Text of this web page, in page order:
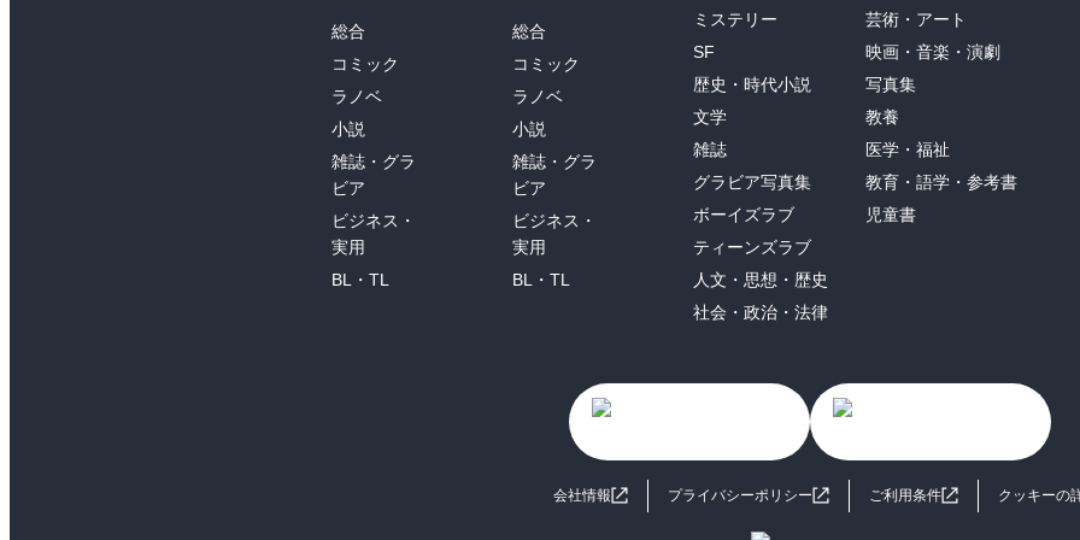
総合
コミック
ラノベ
小説
雑誌・グラ
ビア
ビジネス・
実用
BL・TL
総合
コミック
ラノベ
小説
雑誌・グラ
ビア
ビジネス・
実用
BL・TL
ミステリー
SF
歴史・時代小説
文学
雑誌
グラビア写真集
ボーイズラブ
ティーンズラブ
人文・思想・歴史
社会・政治・法律
芸術・アート
映画・音楽・演劇
写真集
教養
医学・福祉
教育・語学・参考書
児童書
会社情報 プライバシーポリシー ご利用条件 クッキーの